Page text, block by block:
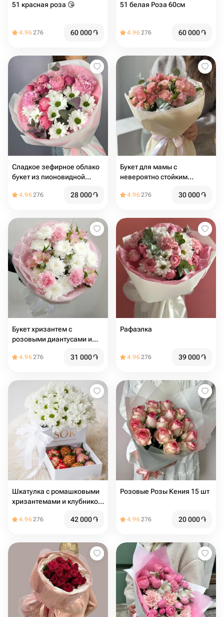
51 красная роза 😘
4.96276 60 000֏
51 белая Роза 60см
4.96276 60 000֏
️Сладкое зефирное облако
букет из пионовидной
4.96276 28 000֏
Букет для мамы с
невероятно стойким
4.96276 30 000֏
Букет хризантем с
розовыми диантусами и
4.96276 31 000֏
Рафаэлка
4.96276 39 000֏
Шкатулка с ромашковыми
хризантемами и клубникой
4.96276 42 000֏
Розовые Розы Кения 15 шт
4.96276 20 000֏